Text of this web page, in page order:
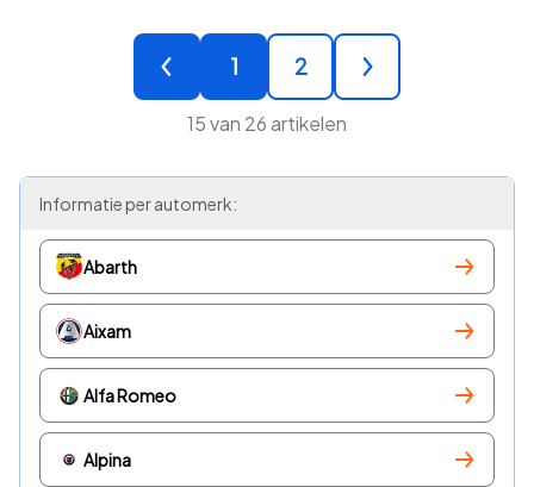
1 2
15van 26artikelen
Informatie per automerk:
Abarth
Aixam
Alfa Romeo
Alpina